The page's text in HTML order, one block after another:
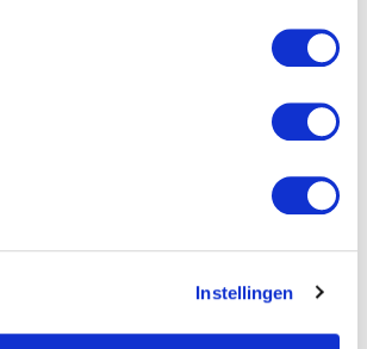
Instellingen